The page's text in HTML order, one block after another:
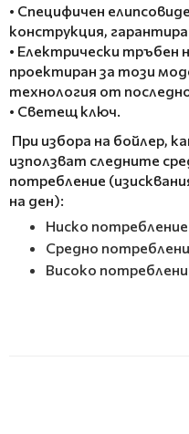
• Специфичен
конструкция,
• Електрически тръбен
проектиран за този
технология от
• Светещ ключ.
При избора на бойлер,
използват следните
потребление
на ден):
Ниско
Средно
Високо